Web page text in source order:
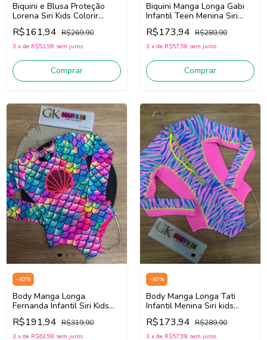
Biquini e Blusa Proteção
Lorena Siri Kids Colorir
40267 (Rosa/Laranja)
R$161,94 R$269,90
3 x de R$53,98 sem juros
Comprar
Biquini Manga Longa Gabi
Infantil Teen Menina Siri
Kids Borboleta 40196
(Preto)
R$173,94 R$289,90
3 x de R$57,98 sem juros
Comprar
-40%
Body Manga Longa
Fernanda Infantil Siri Kids
Mermaid 40053 (Rosa/Azul)
R$191,94 R$319,90
3 x de R$63,98 sem juros
-40%
Body Manga Longa Tati
Infantil Menina Siri kids
Zebra 40075 (Rosa/Azul)
R$173,94 R$289,90
3 x de R$57,98 sem juros